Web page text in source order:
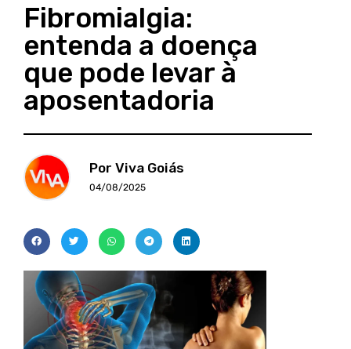
Fibromialgia:
entenda a doença
que pode levar à
aposentadoria
Por Viva Goiás
04/08/2025